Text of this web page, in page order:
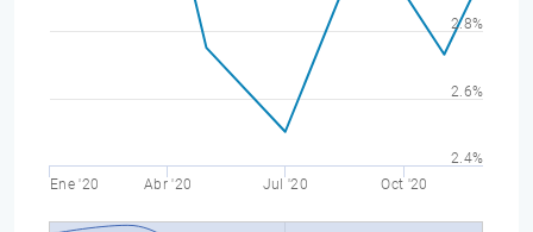
Ene '20 Abr '20 Jul '20 Oct '20
2.4%
2.6%
2.8%